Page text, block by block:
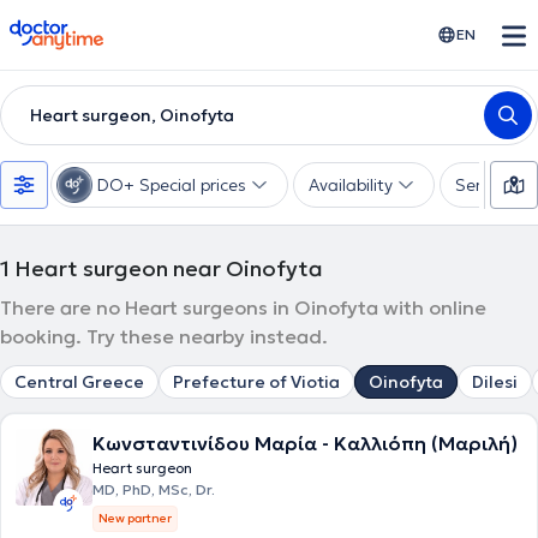
doctoranytime EN
Heart surgeon, Oinofyta
DO+ Special prices Availability Services
1 Heart surgeon near Oinofyta
There are no Heart surgeons in Oinofyta with online
booking. Try these nearby instead.
Central Greece Prefecture of Viotia Oinofyta Dilesi
Κωνσταντινίδου Μαρία - Καλλιόπη (Μαριλή)
Heart surgeon
MD, PhD, MSc, Dr.
New partner